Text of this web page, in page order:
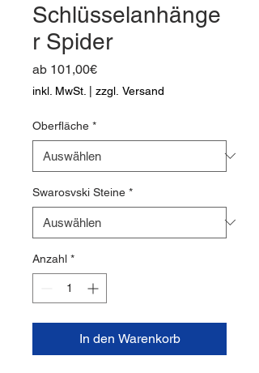
Schlüsselanhänge
r Spider
ab 101,00€Sale-
Preis
inkl. MwSt. zzgl. Versand
Oberfläche *
Swarosvski Steine *
Anzahl *
In den Warenkorb